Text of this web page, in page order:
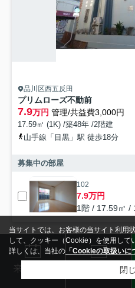
品川区西五反田
プリムローズ不動前
7.9万円 管理/共益費3,000円
17.59㎡ (1K) /築48年 /2階建
山手線「目黒」駅 徒歩18分
募集中の部屋
102
7.9万円
1階 / 17.59㎡ /
賃貸マンション
来店予約
当サイトでは、お客様の当サイト利用
して、クッキー（Cookie）を使用して
詳しくは、当社の 「Cookieの取扱いに
閉